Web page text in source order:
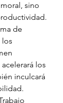
sino
los
los
inculcará